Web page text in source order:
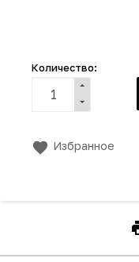
Количество:
Избранное